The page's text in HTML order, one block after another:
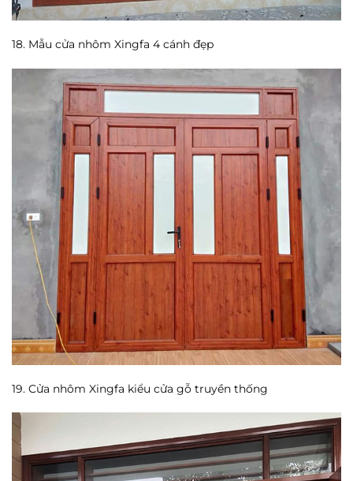
18. Mẫu cửa nhôm Xingfa 4 cánh đẹp
19. Cửa nhôm Xingfa kiểu cửa gỗ truyền thống